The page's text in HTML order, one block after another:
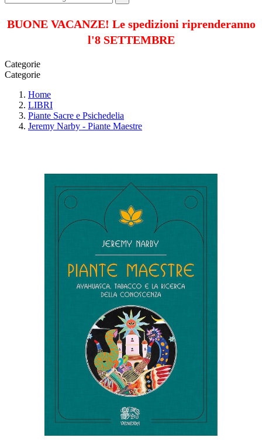
BUONE VACANZE! Le spedizioni riprenderanno
l'8 SETTEMBRE
Categorie
Categorie
Home
LIBRI
Piante Sacre e Psichedelia
Jeremy Narby - Piante Maestre